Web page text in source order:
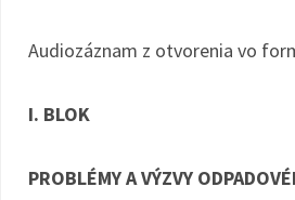
Audiozáznam z otvorenia vo
I. BLOK
PROBLÉMY A VÝZVY